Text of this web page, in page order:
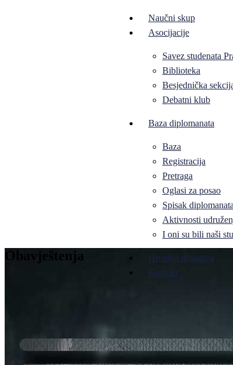
Naučni skup
Asocijacije
Savez studenata
Biblioteka
Besjednička
Debatni klub
Baza diplomanata
Baza
Registracija
Pretraga
Oglasi za posao
Spisak diplomanata
Aktivnosti
I oni su bili naši
Hronika događaja
Kontakt
Obavještenja